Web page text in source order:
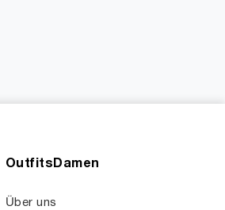
OutfitsDamen
Über uns